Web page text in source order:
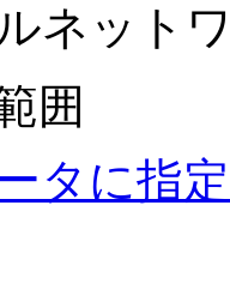
ネット
囲
タに指